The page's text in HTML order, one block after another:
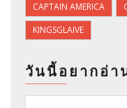
CAPTAIN AMERICA
KINGSGLAIVE
วันนี้อยากอ่า